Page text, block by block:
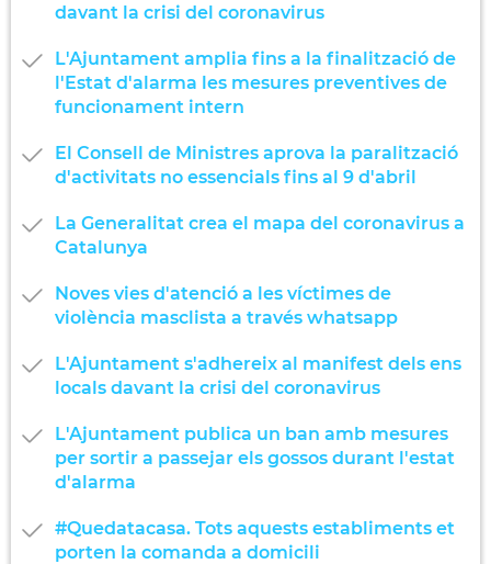
davant la crisi del coronavirus
L'Ajuntament amplia fins a la finalització de
l'Estat d'alarma les mesures preventives de
funcionament intern
El Consell de Ministres aprova la paralització
d'activitats no essencials fins al 9 d'abril
La Generalitat crea el mapa del coronavirus a
Catalunya
Noves vies d'atenció a les víctimes de
violència masclista a través whatsapp
L'Ajuntament s'adhereix al manifest dels ens
locals davant la crisi del coronavirus
L'Ajuntament publica un ban amb mesures
per sortir a passejar els gossos durant l'estat
d'alarma
#Quedatacasa. Tots aquests establiments et
porten la comanda a domicili